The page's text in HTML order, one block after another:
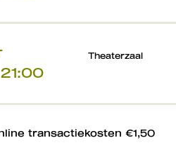
21:00
Theaterzaal
transactiekosten €1,50